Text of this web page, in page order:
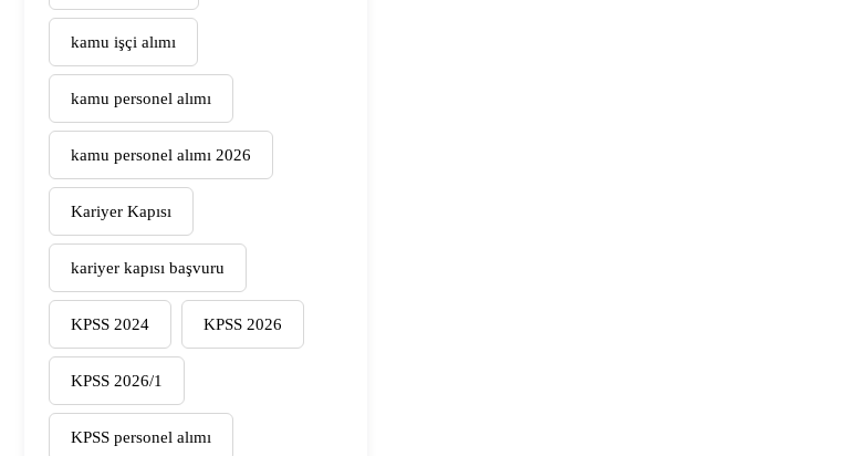
kamu işçi alımı
kamu personel alımı
kamu personel alımı 2026
Kariyer Kapısı
kariyer kapısı başvuru
KPSS 2024 KPSS 2026
KPSS 2026/1
KPSS personel alımı